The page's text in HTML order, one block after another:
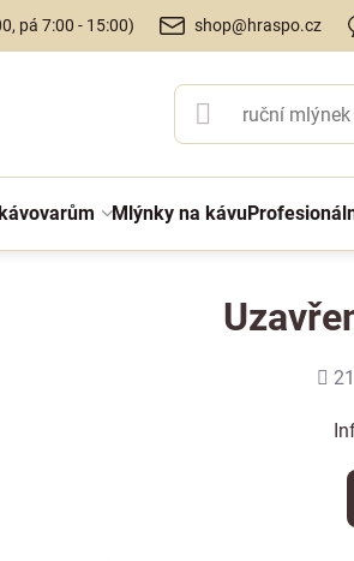
pá 7:00 - 15:00) shop@hraspo.cz
Mlýnky na kávu